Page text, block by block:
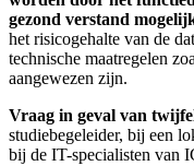
gezond verstand
het risicogehalte van de
technische maatregelen
aangewezen zijn.
Vraag in geval van
studiebegeleider, bij een
bij de IT-specialisten van